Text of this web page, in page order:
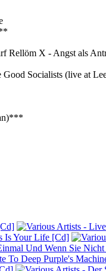
Rellöm X - Angst als
Good Socialists (live at